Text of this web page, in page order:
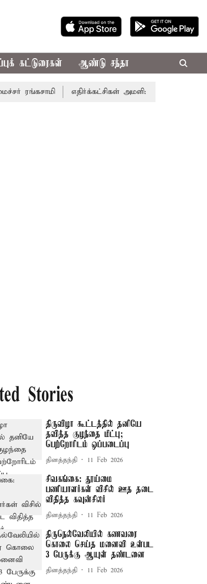
கட்டுரைகள் ஆண்டு சந்தா
எதிர்க்கட்சிகள் அமளி: நாடாளுமன்ற இரு
Stories
திருவிழா கூட்டத்தில் தனியே
தவித்த குழந்தை மீட்பு;
பெற்றோரிடம் ஒப்படைப்பு
தினத்தந்தி 11 Feb 2026
சிவகங்கை: தூய்மை
பணியாளர்கள் விசில் ஊத தடை
விதித்த கவுன்சிலர்
தினத்தந்தி 11 Feb 2026
திருநெல்வேலியில் கணவரை
கொலை செய்த மனைவி உள்பட
3 பேருக்கு ஆயுள் தண்டனை
தினத்தந்தி 11 Feb 2026